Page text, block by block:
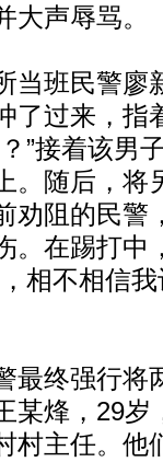
大声辱骂。
班民警廖
了过来，指
”接着该男
。随后，将
劝阻的民警
。在踢打中
相不相信
终强行将
某烽，29岁
村主任。他